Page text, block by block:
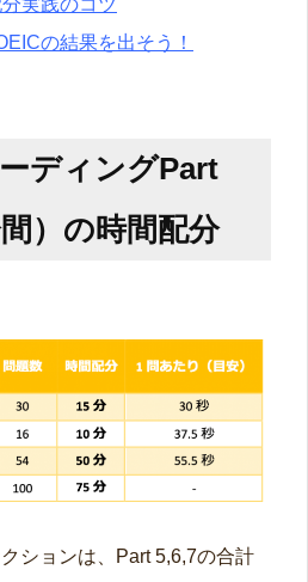
の結果を出そう！
ディングPart
）の時間配分
ションは、Part 5,6,7の合計